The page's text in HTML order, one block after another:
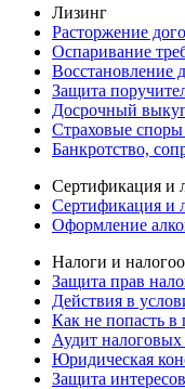
Лизинг
Расторжение
Оспаривание
Восстановление
Защита
Досрочный
Страховые споры
Банкротство,
Сертификация и
Сертификация и
Оформление
Налоги и
Защита прав
Действия в
Как не попасть
Аудит налоговых
Юридическая
Защита